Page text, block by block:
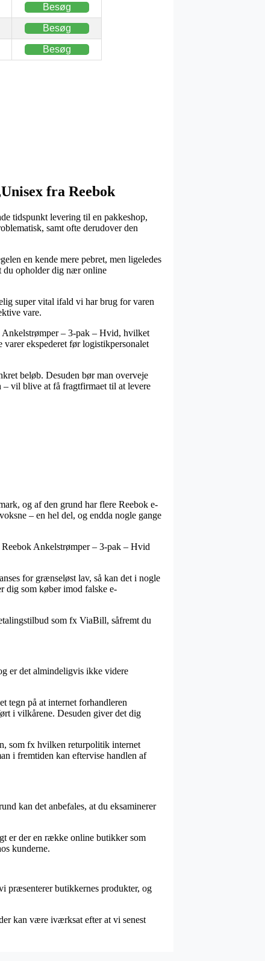
Besøg
Besøg
Besøg
fra Reebok
tidspunkt levering til en pakkeshop,
samt ofte derudover den
en kende mere pebret, men ligeledes
du opholder dig nær online
super vital ifald vi har brug for varen
vare.
Ankelstrømper – 3-pak – Hvid, hvilket
ekspederet før logistikpersonalet
beløb. Desuden bør man overveje
– vil blive at få fragtfirmaet til at levere
og af den grund har flere Reebok e-
– en hel del, og endda nogle gange
Ankelstrømper – 3-pak – Hvid
for grænseløst lav, så kan det i nogle
dig som køber imod falske e-
som fx ViaBill, såfremt du
er det almindeligvis ikke videre
tegn på at internet forhandleren
i vilkårene. Desuden giver det dig
som fx hvilken returpolitik internet
i fremtiden kan eftervise handlen af
kan det anbefales, at du eksaminerer
er der en række online butikker som
kunderne.
præsenterer butikkernes produkter, og
kan være iværksat efter at vi senest